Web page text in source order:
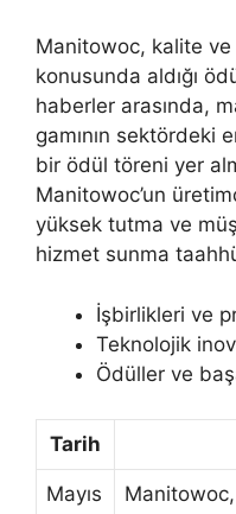
Manitowoc, kalite
konusunda aldığı
haberler arasında,
gamının sektördeki
bir ödül töreni yer
Manitowoc’un
yüksek tutma ve
hizmet sunma
İşbirlikleri ve
Teknolojik
Ödüller ve
Tarih
Mayıs